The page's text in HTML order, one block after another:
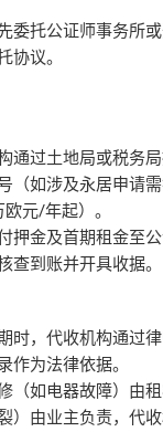
委托公证师事务所
协议‌。
通过土地局或税务
（如涉及永居申请
元/年起）‌。
押金及首期租金至
查到账并开具收据‌。
时，代收机构通过
作为法律依据‌。
（如电器故障）由
）由业主负责，代